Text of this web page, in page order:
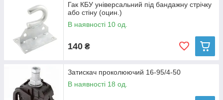
Гак КБУ універсальний під бандажну стрічку
або стіну (оцин.)
В наявності 10 од.
140 ₴
Затискач проколюючий 16-95/4-50
В наявності 18 од.